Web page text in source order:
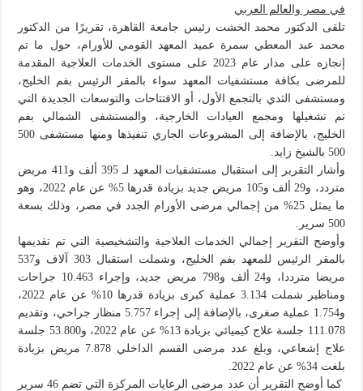
في مصر والعالم العربي
تلقى الدكتور محمد الخشت رئيس جامعة القاهرة، تقريرًا من الدكتور
محمد عبد المعطي سمرة عميد المعهد القومي للأورام، حول ما تم
إنجازه على مدار عام 2023 على مستوى الخدمات العلاجية المقدمة
للمرضى بكافة مستشفيات المعهد سواء بالمقر الرئيس بفم الخليج،
ومستشفى الثدي بالتجمع الأول، أو الافتتاحات والتوسعات الجديدة التي
تم تشغيلها ومجمع العيادات الخارجية، والمستشفى الشمالي بفم
الخليج، بالإضافة إلى المشروعات الجاري تنفيذها ومنها مستشفى 500
500 بالشيخ زايد.
وأشار التقرير إلى استقبال مستشفيات المعهد لـ 395 ألف و411 مريض
متردد، و29 ألف و105 مريض جديد بزيادة قدرها 5% عن عام 2022، وهو
ما يمثل 25% من إجمالي مرضى الأورام الجدد في مصر، وذلك بسعة
500 سرير.
وأوضح التقرير إجمالي الخدمات العلاجية والتشخيصية التي تم تقديمها
بالمقر الرئيس للمعهد بفم الخليج، وشملت استقبال 303 آلاف و537
مريضا مترددا، و24 ألف و798 مريض جديد، وإجراء 10.463 جراحات
ومناظير شملت 3.134 عملية كبرى بزيادة قدرها 10% عن عام 2022،
و1.754 عملية صغرى، بالإضافة إلى إجراء 5.757 منظار جراحي، وتقديم
111.078 جلسة علاج كيميائي بزيادة 13% عن عام 2022، و53.800 جلسة
علاج إشعاعي، وبلغ عدد مرضى القسم الداخلي 7.878 مريض بزيادة
بلغت 34% عن عام 2022.
كما أوضح التقرير أن عدد مرضى الرعايات المركزة التي تضم 46 سرير